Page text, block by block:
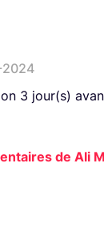
2024
3 jour(s)
de Ali